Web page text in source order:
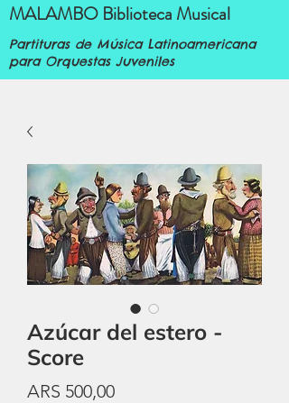
MALAMBO Biblioteca Musical
Partituras de Música Latinoamericana
para Orquestas Juveniles
Azúcar del estero -
Score
ARS 500,00Price